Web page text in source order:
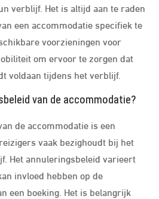
verblijf. Het is altijd aan te raden
een accommodatie specifiek te
voorzieningen voor
om ervoor te zorgen dat
voldaan tijdens het verblijf.
van de accommodatie?
de accommodatie is een
vaak bezighoudt bij het
Het annuleringsbeleid varieert
invloed hebben op de
een boeking. Het is belangrijk